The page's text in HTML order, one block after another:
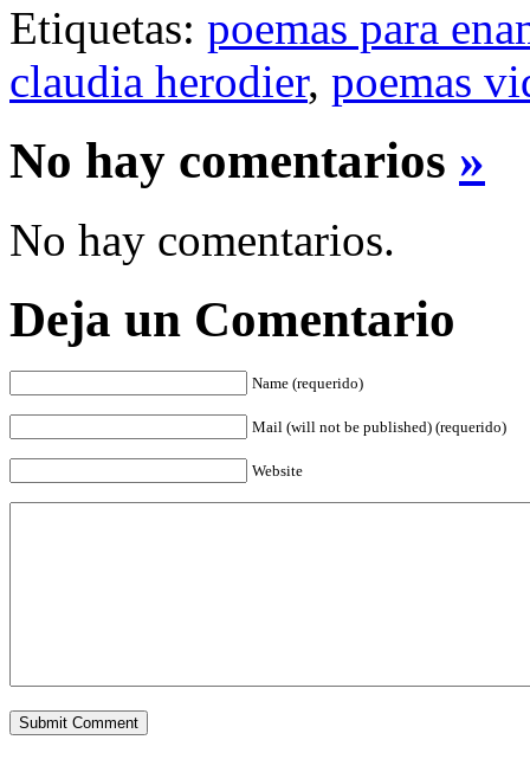
Etiquetas: poemas para
claudia herodier, poemas
No hay comentarios »
No hay comentarios.
Deja un Comentario
Name (requerido)
Mail (will not be published) (requerido)
Website